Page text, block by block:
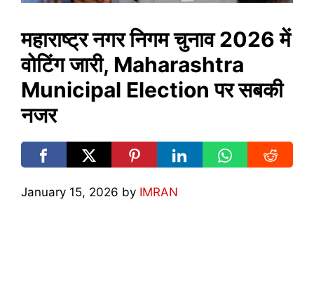
महाराष्ट्र नगर निगम चुनाव 2026 में
वोटिंग जारी, Maharashtra
Municipal Election पर सबकी
नजर
January 15, 2026 by IMRAN